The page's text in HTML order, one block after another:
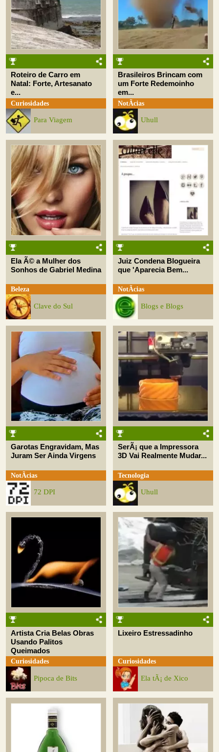
Roteiro de Carro em
Natal: Forte, Artesanato
e...
Curiosidades
Para Viagem
Brasileiros Brincam com
um Forte Redemoinho
em...
NotÃ­cias
Uhull
Ela Ã© a Mulher dos
Sonhos de Gabriel Medina
Beleza
Clave do Sul
Juiz Condena Blogueira
que 'Aparecia Bem...
NotÃ­cias
Blogs e Blogs
Garotas Engravidam, Mas
Juram Ser Ainda Virgens
NotÃ­cias
72 DPI
SerÃ¡ que a Impressora
3D Vai Realmente Mudar...
Tecnologia
Uhull
Artista Cria Belas Obras
Usando Palitos
Queimados
Curiosidades
Pipoca de Bits
Lixeiro Estressadinho
Curiosidades
Ela tÃ¡ de Xico